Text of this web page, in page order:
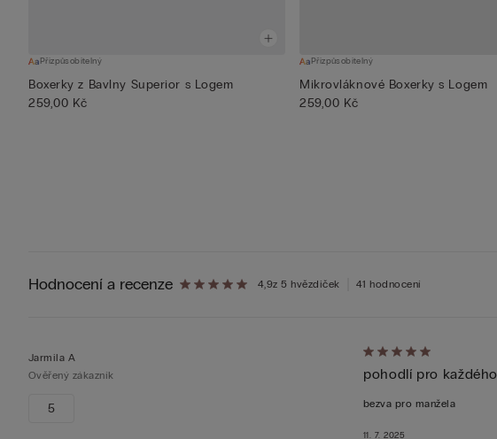
Přizpůsobitelný
Boxerky z Bavlny Superior s Logem
259,00 Kč
Přizpůsobitelný
Mikrovláknové Boxerky s Logem
259,00 Kč
Hodnocení a recenze 4,9z 5 hvězdiček 41 hodnocení
Jarmila A
Ověřený zákazník
5
Hodnocení:
5
z 5
pohodlí pro každého
bezva pro manžela
11. 7. 2025